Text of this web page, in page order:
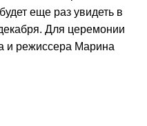
еще раз увидеть в
Для церемонии
и режиссера Марина